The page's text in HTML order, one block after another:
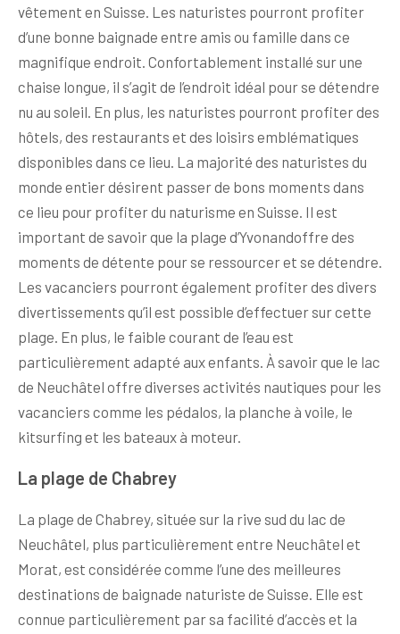
vêtement en Suisse. Les naturistes pourront profiter
d’une bonne baignade entre amis ou famille dans ce
magnifique endroit. Confortablement installé sur une
chaise longue, il s’agit de l’endroit idéal pour se détendre
nu au soleil. En plus, les naturistes pourront profiter des
hôtels, des restaurants et des loisirs emblématiques
disponibles dans ce lieu. La majorité des naturistes du
monde entier désirent passer de bons moments dans
ce lieu pour profiter du naturisme en Suisse. Il est
important de savoir que la plage d’Yvonandoffre des
moments de détente pour se ressourcer et se détendre.
Les vacanciers pourront également profiter des divers
divertissements qu’il est possible d’effectuer sur cette
plage. En plus, le faible courant de l’eau est
particulièrement adapté aux enfants. À savoir que le lac
de Neuchâtel offre diverses activités nautiques pour les
vacanciers comme les pédalos, la planche à voile, le
kitsurfing et les bateaux à moteur.
La plage de Chabrey
La plage de Chabrey, située sur la rive sud du lac de
Neuchâtel, plus particulièrement entre Neuchâtel et
Morat, est considérée comme l’une des meilleures
destinations de baignade naturiste de Suisse. Elle est
connue particulièrement par sa facilité d’accès et la